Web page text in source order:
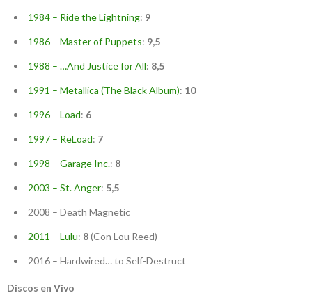
1984 – Ride the Lightning: 9
1986 – Master of Puppets: 9,5
1988 – …And Justice for All: 8,5
1991 – Metallica (The Black Album): 10
1996 – Load: 6
1997 – ReLoad: 7
1998 – Garage Inc.: 8
2003 – St. Anger: 5,5
2008 – Death Magnetic
2011 – Lulu: 8(Con Lou Reed)
2016 – Hardwired… to Self-Destruct
Discos en Vivo